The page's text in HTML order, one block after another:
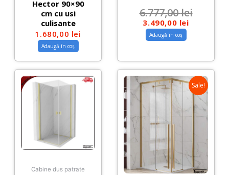
Hector 90×90
cm cu usi
culisante
1.680,00 lei
Adaugă în coș
6.777,00lei
3.490,00 lei
Adaugă în coș
Cabine dus patrate
Sale!